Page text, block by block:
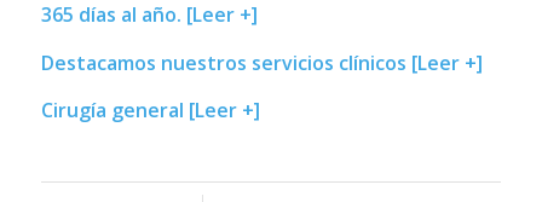
365 días al año. [Leer +]
Destacamos nuestros servicios clínicos [Leer +]
Cirugía general [Leer +]